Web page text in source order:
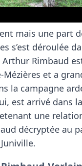
mais une part
s’est déroulée
Rimbaud
Mézières et a
la campagne
est arrivé dans
une
décryptée au
.